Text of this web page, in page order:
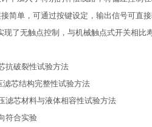
简单，可通过按键设定，输出信号可直
现了无触点控制，与机械触点式开关相比
抗破裂性试验方法
滤芯结构完整性试验方法
滤芯材料与液体相容性试验方法
符合实验